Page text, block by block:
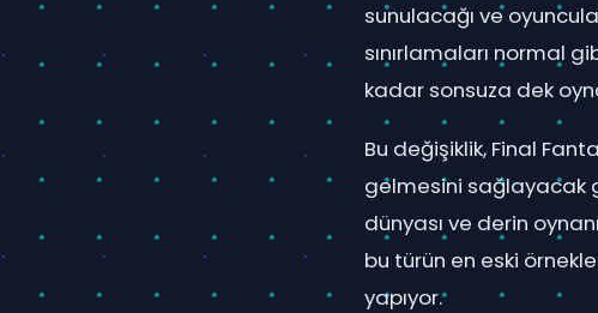
sunulacağı ve
sınırlamaları normal
kadar sonsuza dek
Bu değişiklik, Final
gelmesini sağlayacak
dünyası ve derin
bu türün en eski
yapıyor.